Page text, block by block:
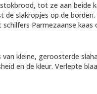
tot ze aan beide
slakropjes op de
Parmezaanse kaas
kleine, geroosterde
en de kleur. Verlepte